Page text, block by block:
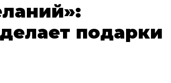
подарки